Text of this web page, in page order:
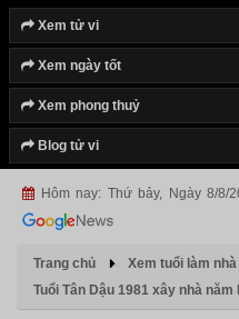
Xem tử vi
Xem ngày tốt
Xem phong thuỷ
Blog tử vi
Hôm nay: Thứ bảy, Ngày 8/8/
Trang chủ
Xem tuổi làm nhà
Tuổi Tân Dậu 1981 xây nhà